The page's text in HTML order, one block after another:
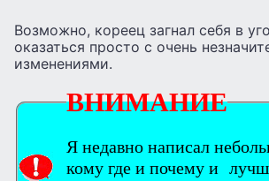
Возможно, кореец загнал себя в
оказаться просто с очень
изменениями.
ВНИМАНИЕ
Я недавно написал
кому где и почему и